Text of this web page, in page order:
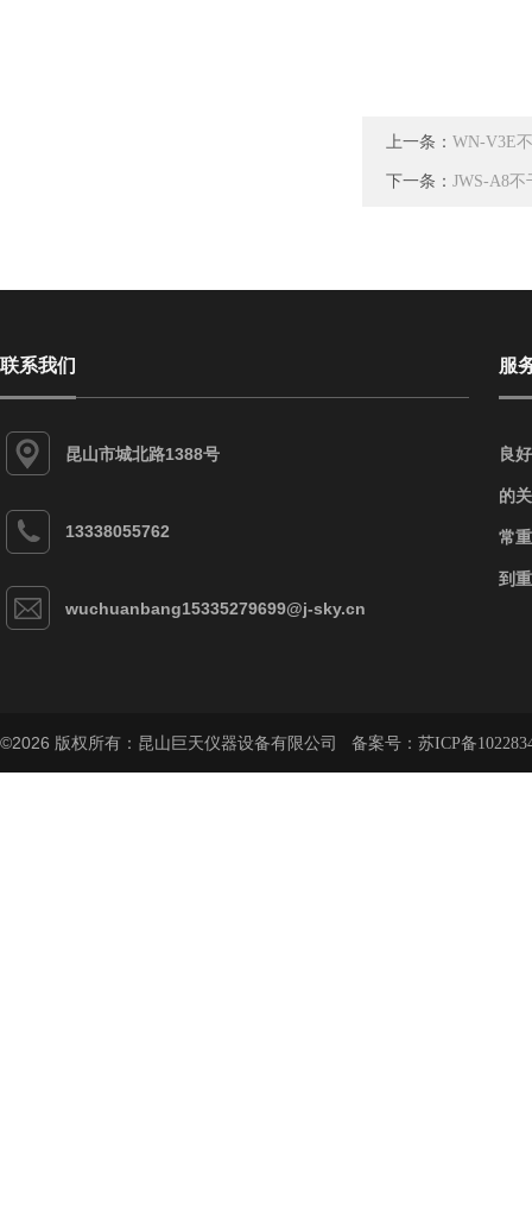
上一条： WN-V3E
下一条： JWS-A8
联系我们
昆山市城北路1388号
13338055762
wuchuanbang15335279699@j-sky.cn
服
良
的
常
到
©2026 版权所有：昆山巨天仪器设备有限公司 备案号： 苏ICP备